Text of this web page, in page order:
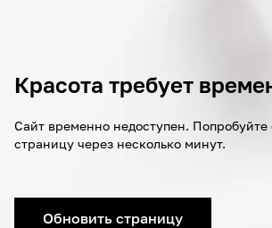
Красота требует
Сайт временно недоступен. Попробуйте
страницу через несколько минут.
Обновить страницу